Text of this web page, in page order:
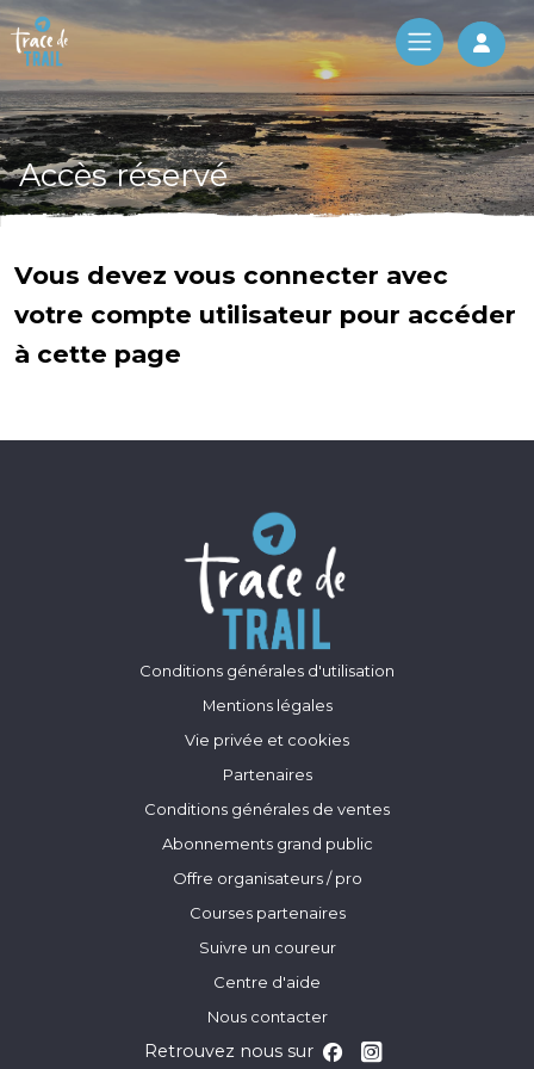
Log
Accès réservé
Vous devez vous connecter avec
votre compte utilisateur pour accéder
à cette page
Conditions générales d'utilisation
Mentions légales
Vie privée et cookies
Partenaires
Conditions générales de ventes
Abonnements grand public
Offre organisateurs / pro
Courses partenaires
Suivre un coureur
Centre d'aide
Nous contacter
Retrouvez nous sur